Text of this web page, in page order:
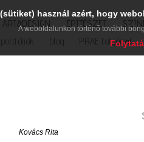
ART&DESIGN ÉPÍTÉSZET
portfóliók
blog PRAE folyóirat
Kovács Rita
használ azért, hogy
A weboldalunkon történő további